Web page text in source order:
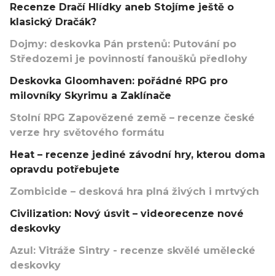
Recenze Dračí Hlídky aneb Stojíme ještě o
klasický Dračák?
Dojmy: deskovka Pán prstenů: Putování po
Středozemi je povinností fanoušků předlohy
Deskovka Gloomhaven: pořádné RPG pro
milovníky Skyrimu a Zaklínače
Stolní RPG Zapovězené země – recenze české
verze hry světového formátu
Heat – recenze jediné závodní hry, kterou doma
opravdu potřebujete
Zombicide – desková hra plná živých i mrtvých
Civilization: Nový úsvit – videorecenze nové
deskovky
Azul: Vitráže Sintry - recenze skvělé umělecké
deskovky